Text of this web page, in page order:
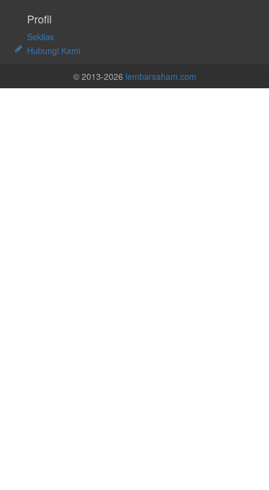
Profil
Sekilas
Hubungi Kami
© 2013-2026 lembarsaham.com